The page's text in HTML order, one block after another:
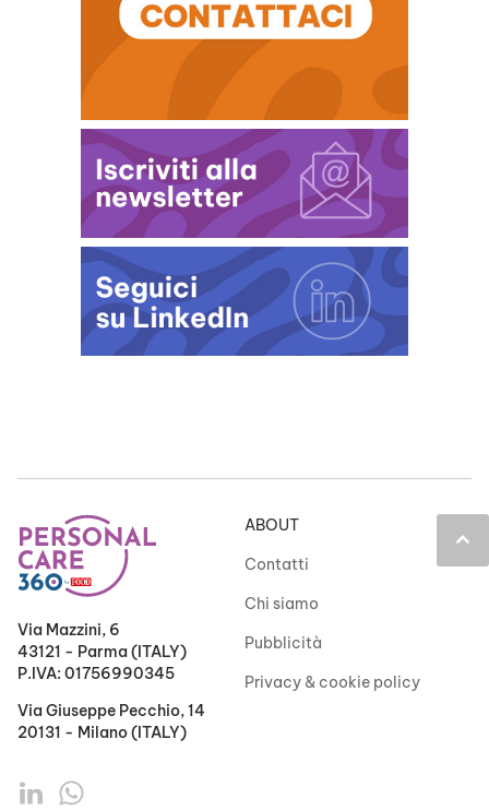
keyboard_arrow_up
Via Mazzini, 6
43121 - Parma (ITALY)
P.IVA: 01756990345
Via Giuseppe Pecchio, 14
20131 - Milano (ITALY)
ABOUT
Contatti
Chi siamo
Pubblicità
Privacy & cookie policy